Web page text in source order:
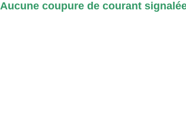
Aucune coupure de courant